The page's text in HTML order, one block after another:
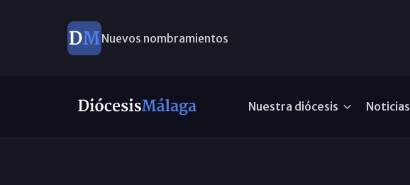
Nuevos nombramientos
Nuestra diócesis Noticias